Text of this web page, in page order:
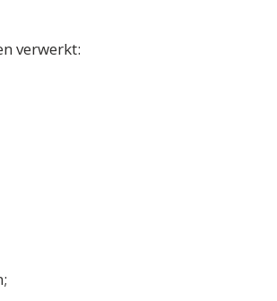
verwerkt: